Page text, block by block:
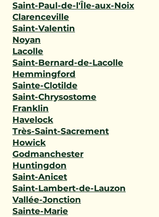
Saint-Paul-de-l'Île-aux-Noix
Clarenceville
Saint-Valentin
Noyan
Lacolle
Saint-Bernard-de-Lacolle
Hemmingford
Sainte-Clotilde
Saint-Chrysostome
Franklin
Havelock
Très-Saint-Sacrement
Howick
Godmanchester
Huntingdon
Saint-Anicet
Saint-Lambert-de-Lauzon
Vallée-Jonction
Sainte-Marie